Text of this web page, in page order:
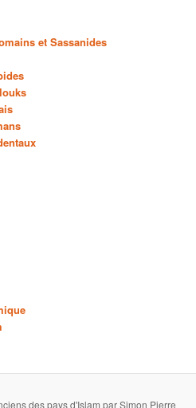
et Sassanides
des pays d'Islam par Simon Pierre